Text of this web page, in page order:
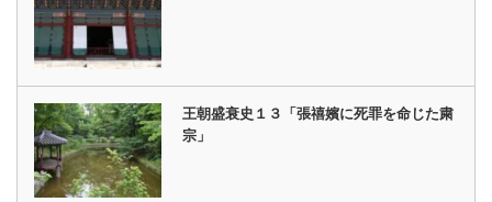
王朝盛衰史１３「張禧嬪に死罪を命じた粛
宗」